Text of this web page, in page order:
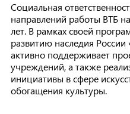
Социальная
направлений работы ВТБ
лет. В рамках своей
развитию наследия России
активно поддерживает
учреждений, а также
инициативы в сфере
обогащения культуры.